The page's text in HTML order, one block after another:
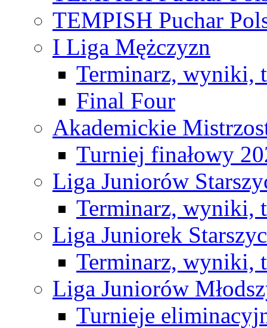
TEMPISH Puchar
I Liga Mężczyzn
Terminarz, wyniki,
Final Four
Akademickie
Turniej finałowy
Liga Juniorów
Terminarz, wyniki,
Liga Juniorek
Terminarz, wyniki,
Liga Juniorów
Turnieje